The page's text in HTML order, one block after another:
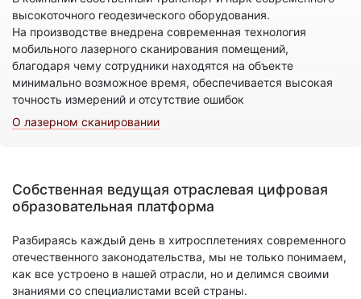
высокоточного геодезического оборудования.
На производстве внедрена современная технология
мобильного лазерного сканирования помещений,
благодаря чему сотрудники находятся на объекте
минимально возможное время, обеспечивается высокая
точность измерений и отсутствие ошибок
О лазерном сканировании
Собственная ведущая отраслевая цифровая
образовательная платформа
Разбираясь каждый день в хитросплетениях современного
отечественного законодательства, мы не только понимаем,
как все устроено в нашей отрасли, но и делимся своими
знаниями со специалистами всей страны.